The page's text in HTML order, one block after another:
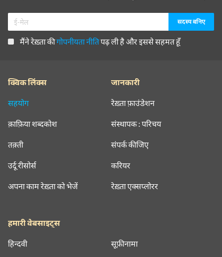
मैंने रेख़्ता कीगोपनीयता नीतिपढ़ ली है और इससे सहमत हूँ
क्विक लिंक्स
सहयोग
क़ाफ़िया शब्दकोश
तक़्ती
उर्दू रीसोर्स
अपना काम रेख़्ता को भेजें
जानकारी
रेख़्ता फ़ाउंडेशन
संस्थापक : परिचय
संपर्क कीजिए
करियर
रेख़्ता एक्सप्लोरर
हमारी वेबसाइट्स
हिन्दवी सूफ़ीनामा